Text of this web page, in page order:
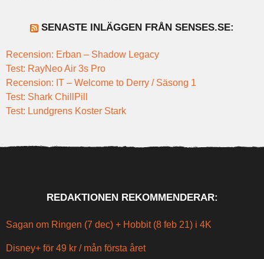
SENASTE INLÄGGEN FRÅN SENSES.SE:
Recension: Erban – Shadow Legacy
Test: RayNeo Air 3s Pro
Recension: IT – Welcome to Derry / Säsong 1
Test: Shark ChillPill
Test: Lundgrens Koster Stark
REDAKTIONEN REKOMMENDERAR:
Sagan om Ringen (7 dec) + Hobbit (8 feb 21) i 4K
Disney+ för 49 kr / mån första året